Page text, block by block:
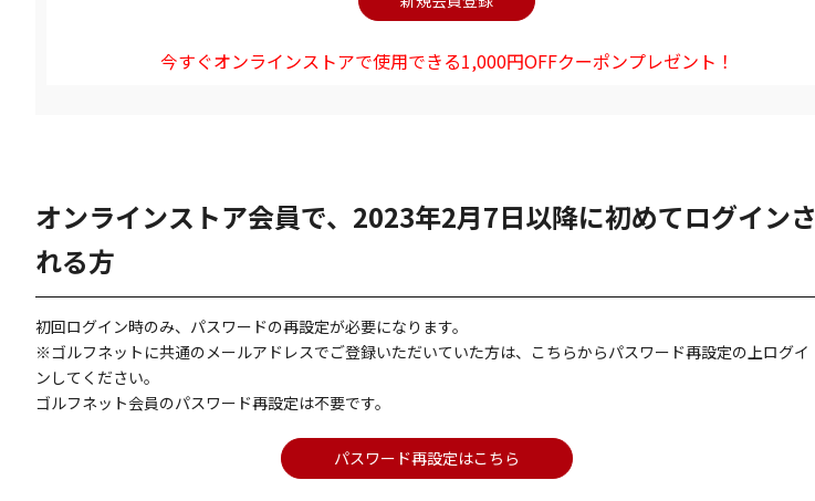
今すぐオンラインストアで使用できる1,000円OFFクーポンプレゼント！
オンラインストア会員で、2023年2月7日以降に初めてログインさ
れる方
初回ログイン時のみ、パスワードの再設定が必要になります。
※ゴルフネットに共通のメールアドレスでご登録いただいていた方は、こちらからパスワード再設定の上ログイ
ンしてください。
ゴルフネット会員のパスワード再設定は不要です。
パスワード再設定はこちら